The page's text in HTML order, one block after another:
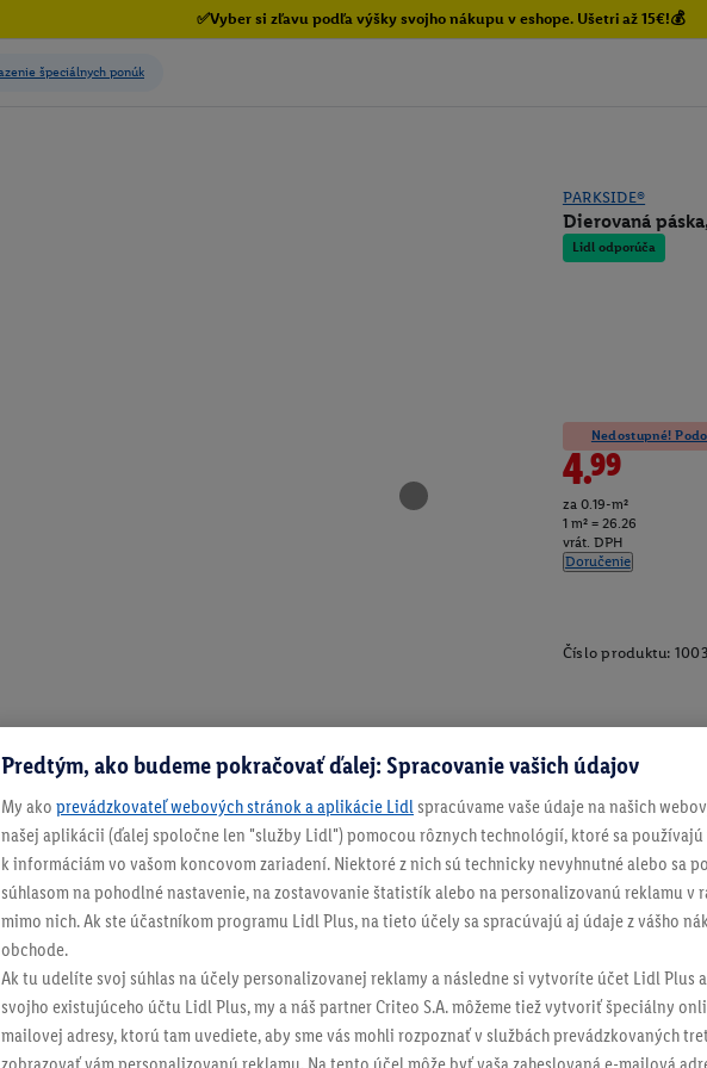
✅Vyber si zľavu podľa výšky svojho nákupu v eshope. Ušetri až 15€!💰
PARKSIDE®
Dierovaná
Lidl odporúča
Nedostupné!
4.99
za 0.19-m²
1 m² = 26.26
vrát. DPH
Doručenie
Číslo produktu:
Predtým, ako budeme pokračovať ďalej: Spracovanie vašich údajov
My ako prevádzkovateľ webových stránok a aplikácie Lidl spracúvame vaše údaje na našich
našej aplikácii (ďalej spoločne len "služby Lidl") pomocou rôznych technológií, ktoré sa
k informáciám vo vašom koncovom zariadení. Niektoré z nich sú technicky nevyhnutné alebo sa
súhlasom na pohodlné nastavenie, na zostavovanie štatistík alebo na personalizovanú reklamu v
mimo nich. Ak ste účastníkom programu Lidl Plus, na tieto účely sa spracúvajú aj údaje z vášho
obchode.
Ak tu udelíte svoj súhlas na účely personalizovanej reklamy a následne si vytvoríte účet Lidl Plus
svojho existujúceho účtu Lidl Plus, my a náš partner Criteo S.A. môžeme tiež vytvoriť špeciálny
mailovej adresy, ktorú tam uvediete, aby sme vás mohli rozpoznať v službách prevádzkovaných